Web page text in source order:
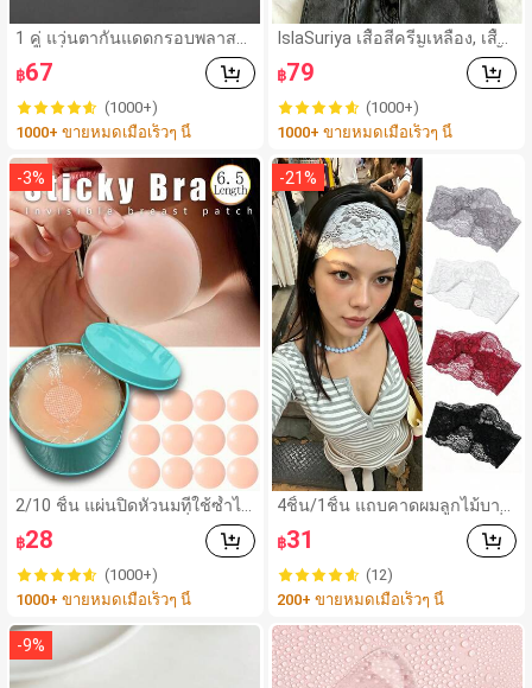
1 คู่ แว่นตากันแดดกรอบพลาสติ
กสี่เหลี่ยมสีเทาแบบคลาสสิกสำห
รับผู้ชาย เหมาะสำหรับใส่กลางแ
จ้ง ใส่ได้ทุกวัน และเดินทาง
฿67
(1000+)
1000+ ขายหมดเมื่อเร็วๆ นี้
IslaSuriya เสื้อสีครีมเหลือง, เสื้อ
ลายจุด, ชุดผู้หญิง, เสื้อผู้หญิง, เสื้อ
กล้ามลำลอง, กำลังเป็นที่นิยม, เสื้
อแฟชั่น, เสื้อ Y2k, เสื้อผ้า Y2k, เสื้
อหรูหรา, เสื้อคล้องคอ, เสื้อเซ็กซี
่, เสื้อเปิดหลัง,
฿79
(1000+)
1000+ ขายหมดเมื่อเร็วๆ นี้
-3%
2/10 ชิ้น แผ่นปิดหัวนมที่ใช้ซ้ำได้
ล่องหน ไร้รอยต่อ & ไม่ลื่น เหมาะ
สำหรับโอกาสต่างๆ สิ่งจำเป็นสำ
หรับฤดูร้อน
฿28
(1000+)
1000+ ขายหมดเมื่อเร็วๆ นี้
-21%
4ชิ้น/1ชิ้น แถบคาดผมลูกไม้บาง
กว้างยืดหยุ่นสำหรับผู้หญิง, แฟชั่น
อเนกประสงค์พรีเมียมหรูหราสไต
ล์มินิมอล ผ้าพันคอเล็กๆ ห่วงผม
อุปกรณ์เสริมผม, เหมาะสำหรับก
ารออกไปข้างนอกประจำวัน, ลำ
รพักผ่อน, การมัดผม, การจัดทรงผ
ม, การแต่งหน้า, การจับคู่ชุด, อุป
กรณ์เสริมประดับผม
฿31
(12)
200+ ขายหมดเมื่อเร็วๆ นี้
-9%